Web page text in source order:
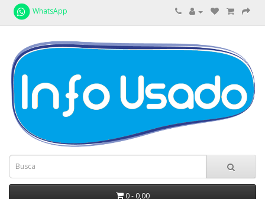
WhatsApp
0 - 0,00